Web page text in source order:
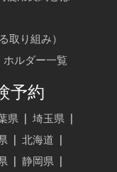
取り組み）
ホルダー一覧
予約
県 埼玉県
北海道
静岡県